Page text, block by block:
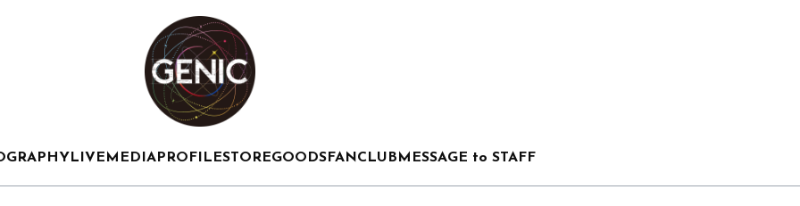
LIVE MEDIAPROFILESTOREGOODSFANCLUB MESSAGE to STAFF